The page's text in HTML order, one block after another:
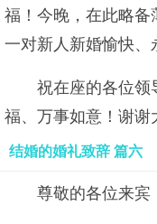
福！今晚，在此略
一对新人新婚愉快、
祝在座的各位领
福、万事如意！谢谢
结婚的婚礼致辞 篇六
尊敬的各位来宾